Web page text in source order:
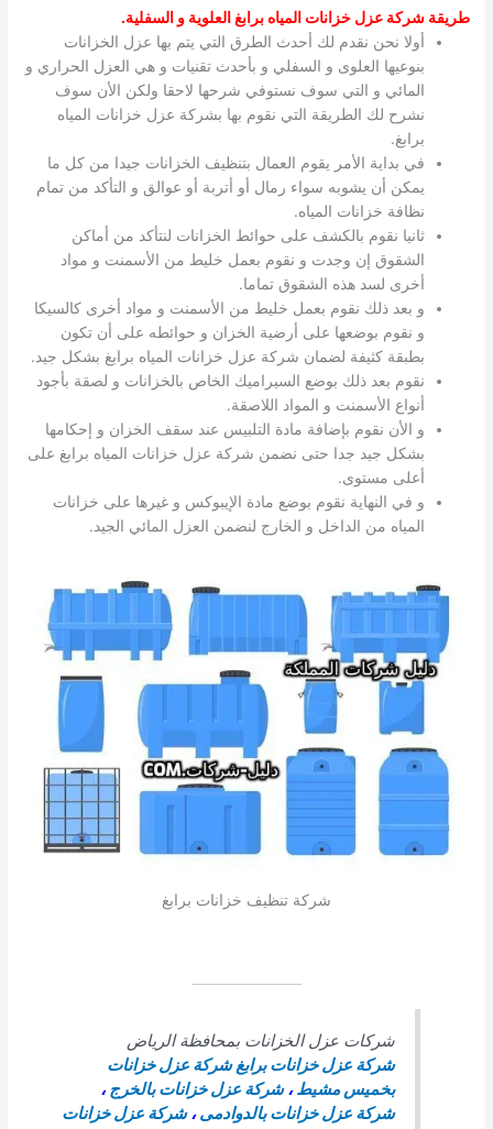
طريقة شركة عزل خزانات المياه برابغ العلوية و السفلية.
أولا نحن نقدم لك أحدث الطرق التي يتم بها عزل الخزانات
بنوعيها العلوى و السفلي و بأحدث تقنيات و هي العزل الحراري و
المائي و التي سوف نستوفي شرحها لاحقا ولكن الأن سوف
نشرح لك الطريقة التي نقوم بها بشركة عزل خزانات المياه
برابغ.
في بداية الأمر يقوم العمال بتنظيف الخزانات جيدا من كل ما
يمكن أن يشوبه سواء رمال أو أتربة أو عوالق و التأكد من تمام
نظافة خزانات المياه.
ثانيا نقوم بالكشف على حوائط الخزانات لنتأكد من أماكن
الشقوق إن وجدت و نقوم بعمل خليط من الأسمنت و مواد
أخرى لسد هذه الشقوق تماما.
و بعد ذلك نقوم بعمل خليط من الأسمنت و مواد أخرى كالسيكا
و نقوم بوضعها على أرضية الخزان و حوائطه على أن تكون
بطبقة كثيفة لضمان شركة عزل خزانات المياه برابغ بشكل جيد.
نقوم بعد ذلك بوضع السيراميك الخاص بالخزانات و لصقة بأجود
أنواع الأسمنت و المواد اللاصقة.
و الأن نقوم بإضافة مادة التلبيس عند سقف الخزان و إحكامها
بشكل جيد جدا حتى نضمن شركة عزل خزانات المياه برابغ على
أعلى مستوى.
و في النهاية نقوم بوضع مادة الإيبوكس و غيرها على خزانات
المياه من الداخل و الخارج لنضمن العزل المائي الجيد.
شركة تنظيف خزانات برابغ
شركات عزل الخزانات بمحافظة الرياض
شركة عزل خزانات برابغشركة عزل خزانات
بخميس مشيط،شركة عزل خزانات بالخرج،
شركة عزل خزانات بالدوادمى،شركة عزل خزانات